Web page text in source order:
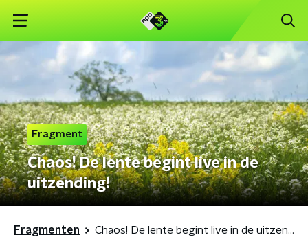
Fragment
Chaos! De lente begint live in de
uitzending!
Fragmenten Chaos! De lente begint live in de uitzending!